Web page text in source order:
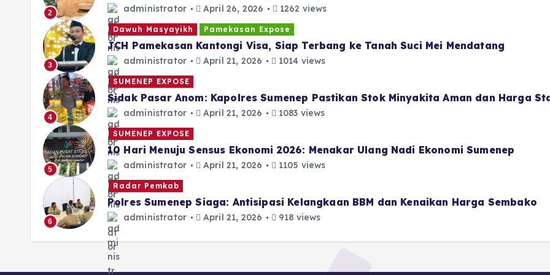
2 administrator April 26, 2026 1262 views
3
Dawuh Masyayikh Pamekasan Expose
JCH Pamekasan Kantongi Visa, Siap Terbang ke Tanah Suci Mei Mendatang
administrator April 21, 2026 1014 views
4
SUMENEP EXPOSE
Sidak Pasar Anom: Kapolres Sumenep Pastikan Stok Minyakita Aman dan Harga
administrator April 21, 2026 1083 views
5
SUMENEP EXPOSE
10 Hari Menuju Sensus Ekonomi 2026: Menakar Ulang Nadi Ekonomi Sumenep
administrator April 21, 2026 1105 views
6
Radar Pemkab
Polres Sumenep Siaga: Antisipasi Kelangkaan BBM dan Kenaikan Harga Sembako
administrator April 21, 2026 918 views